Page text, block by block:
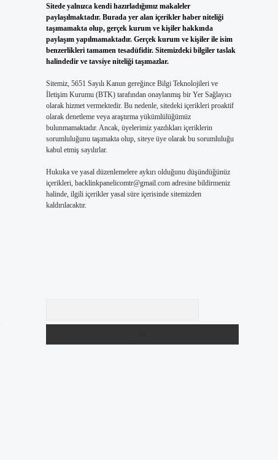
Sitede yalnızca kendi hazırladığımız makaleler
paylaşılmaktadır. Burada yer alan içerikler haber niteliği
taşımamakta olup, gerçek kurum ve kişiler hakkında
paylaşım yapılmamaktadır. Gerçek kurum ve kişiler ile isim
benzerlikleri tamamen tesadüfidir. Sitemizdeki bilgiler taslak
halindedir ve tavsiye niteliği taşımazlar.
Sitemiz, 5651 Sayılı Kanun gereğince Bilgi Teknolojileri ve
İletişim Kurumu (BTK) tarafından onaylanmış bir Yer Sağlayıcı
olarak hizmet vermektedir. Bu nedenle, sitedeki içerikleri proaktif
olarak denetleme veya araştırma yükümlülüğümüz
bulunmamaktadır. Ancak, üyelerimiz yazdıkları içeriklerin
sorumluluğunu taşımakta olup, siteye üye olarak bu sorumluluğu
kabul etmiş sayılırlar.
Hukuka ve yasal düzenlemelere aykırı olduğunu düşündüğünüz
içerikleri, backlinkpanelicomtr@gmail.comadresine bildirmeniz
halinde, ilgili içerikler yasal süre içerisinde sitemizden
kaldırılacaktır.